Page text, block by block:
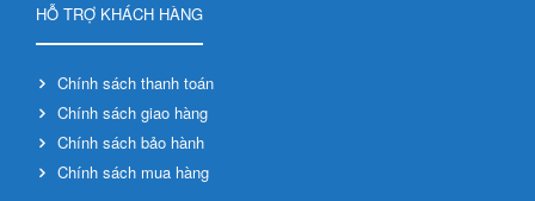
HỖ TRỢ KHÁCH HÀNG
Chính sách thanh toán
Chính sách giao hàng
Chính sách bảo hành
Chính sách mua hàng